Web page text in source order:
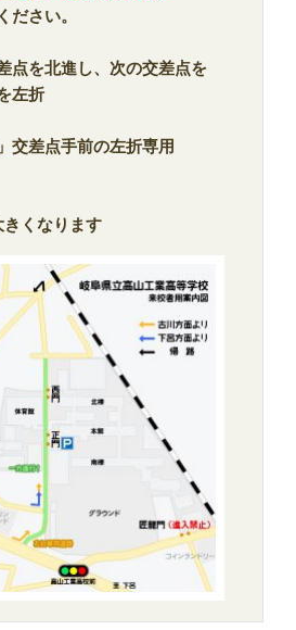
ださい。
点を北進し、次の交差点を
左折
交差点手前の左折専用
きくなります